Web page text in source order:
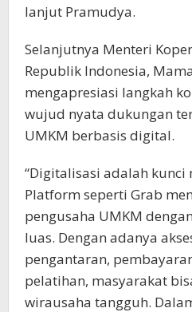
lanjut Pramudya.
Selanjutnya Menteri
Republik Indonesia,
mengapresiasi langkah
wujud nyata dukungan
UMKM berbasis digital.
“Digitalisasi adalah kunci
Platform seperti Grab
pengusaha UMKM
luas. Dengan adanya
pengantaran,
pelatihan, masyarakat
wirausaha tangguh.